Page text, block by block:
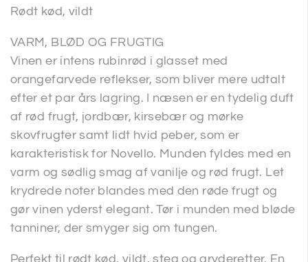
Rødt kød, vildt
VARM, BLØD OG FRUGTIG
Vinen er intens rubinrød i glasset med
orangefarvede reflekser, som bliver mere udtalt
efter et par års lagring. I næsen er en tydelig duft
af rød frugt, jordbær, kirsebær og mørke
skovfrugter samt lidt hvid peber, som er
karakteristisk for Novello. Munden fyldes med en
varm og sødlig smag af vanilje og rød frugt. Let
krydrede noter blandes med den røde frugt og
gør vinen yderst elegant. Tør i munden med bløde
tanniner, der smyger sig om tungen.
Perfekt til rødt kød, vildt, steg og gryderetter. En